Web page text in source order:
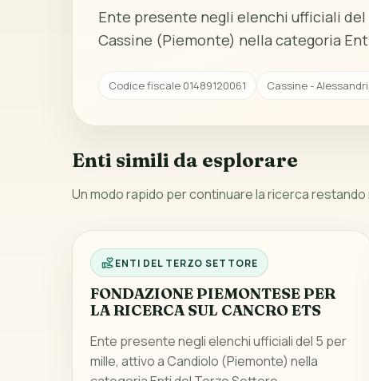
Ente presente negli elenchi ufficiali del
Cassine (Piemonte) nella categoria
Codice fiscale 01489120061 Cassine -
Enti simili da esplorare
Un modo rapido per continuare la ricerca
ENTI DEL TERZO SETTORE
FONDAZIONE PIEMONTESE PER
LA RICERCA SUL CANCRO ETS
Ente presente negli elenchi ufficiali del 5 per
mille, attivo a Candiolo (Piemonte) nella